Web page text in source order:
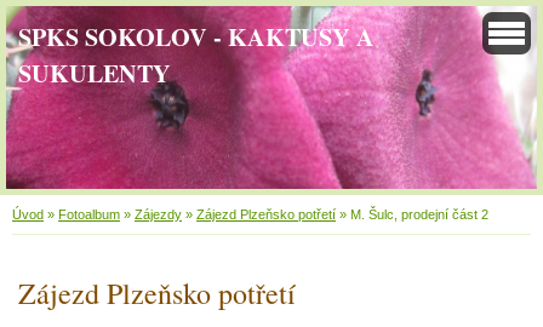
SPKS SOKOLOV - KAKTUSY A
SUKULENTY
Úvod » Fotoalbum » Zájezdy » Zájezd Plzeňsko potřetí » M. Šulc, prodejní část 2
Zájezd Plzeňsko potřetí